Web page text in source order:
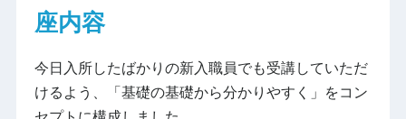
座内容
今日入所したばかりの新入職員でも受講していただ
けるよう、「基礎の基礎から分かりやすく」をコン